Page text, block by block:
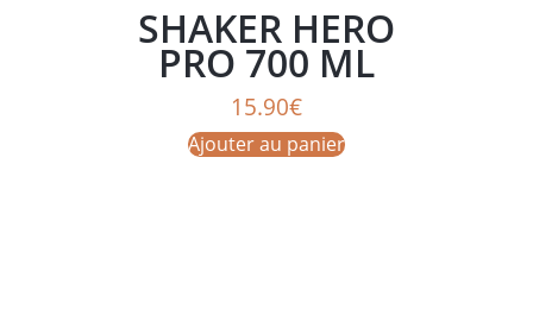
SHAKER HERO
PRO 700 ML
CATWOMAN
15.90€
Ajouter au panier